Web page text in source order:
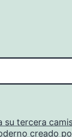
su tercera
creado